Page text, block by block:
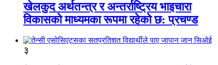
खेलकुद अर्थतन्त्र र अन्तर्राष्ट्रिय भाइचारा
विकासको माध्यमका रूपमा रहेको छ: प्रचण्ड
३